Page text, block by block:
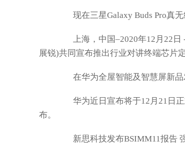
现在三星Galaxy Buds Pro真无
上海，中国–2020年12月22日 -
展锐)共同宣布推出行业对讲终端芯片
在华为全屋智能及智慧屏新品
华为近日宣布将于12月21日正
布。
新思科技发布BSIMM11报告 强